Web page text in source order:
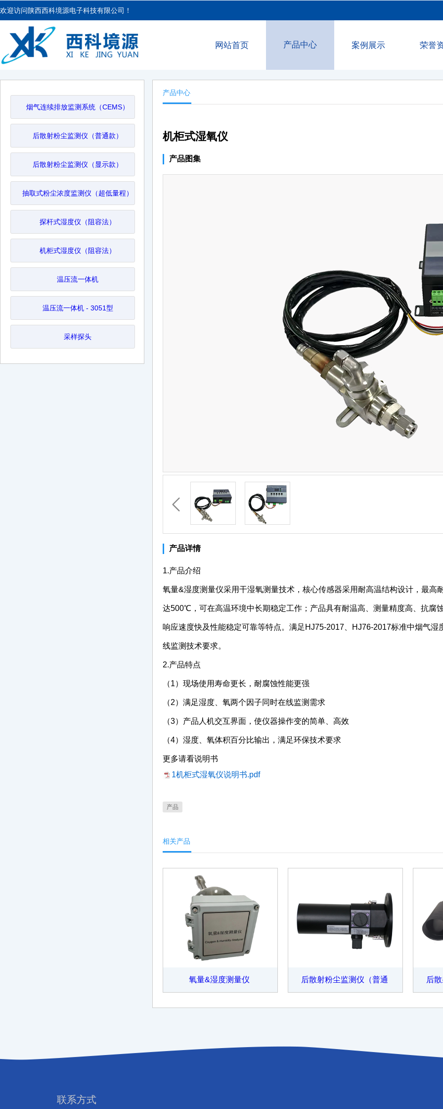
欢迎访问陕西西科境源电子科技有限公司！
网站首页 产品中心 案例展示 荣誉
烟气连续排放监测系统（CEMS）
后散射粉尘监测仪（普通款）
后散射粉尘监测仪（显示款）
抽取式粉尘浓度监测仪（超低量程）
探杆式湿度仪（阻容法）
机柜式湿度仪（阻容法）
温压流一体机
温压流一体机 - 3051型
采样探头
产品中心
机柜式湿氧仪
产品图集
产品详情
1.产品介绍
氧量&湿度测量仪采用干湿氧测量技术，核心传感器采用耐高温结构设计，最高
达500℃，可在高温环境中长期稳定工作；产品具有耐温高、测量精度高、抗腐蚀
响应速度快及性能稳定可靠等特点。满足HJ75-2017、HJ76-2017标准中烟气湿
线监测技术要求。
2.产品特点
（1）现场使用寿命更长，耐腐蚀性能更强
（2）满足湿度、氧两个因子同时在线监测需求
（3）产品人机交互界面，使仪器操作变的简单、高效
（4）湿度、氧体积百分比输出，满足环保技术要求
更多请看说明书
1机柜式湿氧仪说明书.pdf
产品
相关产品
氧量&湿度测量仪 后散射粉尘监测仪（普通 后
联系方式